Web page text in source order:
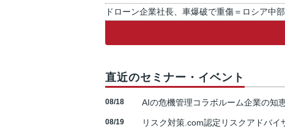
ドローン企業社長、車爆破で重傷＝ロシア中
直近のセミナー・イベント
08/18 AIの危機管理コラボルーム企業の知
08/19 リスク対策.com認定リスクアドバイ